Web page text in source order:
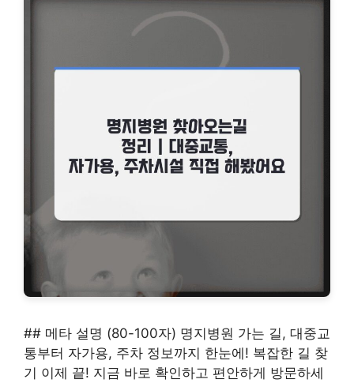
## 메타 설명 (80-100자) 명지병원 가는 길, 대중교
통부터 자가용, 주차 정보까지 한눈에! 복잡한 길 찾
기 이제 끝! 지금 바로 확인하고 편안하게 방문하세